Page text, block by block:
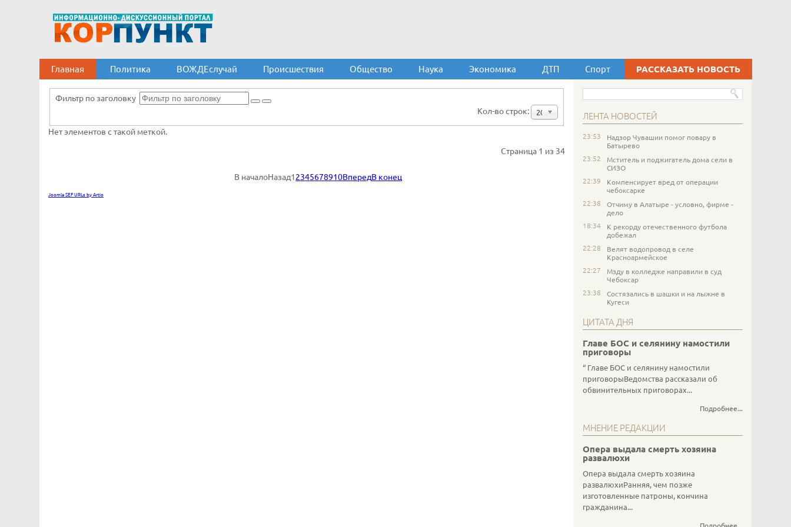
Главная Политика ВОЖДЕслучай Происшествия Общество Наука Экономика ДТП Спорт РАССКАЗАТЬ НОВОСТЬ
Фильтр по заголовку
Кол-во строк:
20
Нет элементов с такой меткой.
Страница 1 из 34
В началоНазад12345678910ВпередВ конец
Joomla SEF URLs by Artio
ЛЕНТА НОВОСТЕЙ
23:53
Надзор Чувашии помог повару в
Батырево
23:52
Мститель и поджигатель дома сели в
СИЗО
22:39
Компенсирует вред от операции
чебоксарке
22:38
Отчиму в Алатыре - условно, фирме -
дело
18:34
К рекорду отечественного футбола
добежал
22:28
Велят водопровод в селе
Красноармейское
22:27
Мзду в колледже направили в суд
Чебоксар
23:38
Состязались в шашки и на лыжне в
Кугеси
ЦИТАТА ДНЯ
Главе БОС и селянину намостили
приговоры
Главе БОС и селянину намостили
приговорыВедомства рассказали об
обвинительных приговорах...
Подробнее...
МНЕНИЕ РЕДАКЦИИ
Опера выдала смерть хозяина
развалюхи
Опера выдала смерть хозяина
развалюхиРанняя, чем позже
изготовленные патроны, кончина
гражданина...